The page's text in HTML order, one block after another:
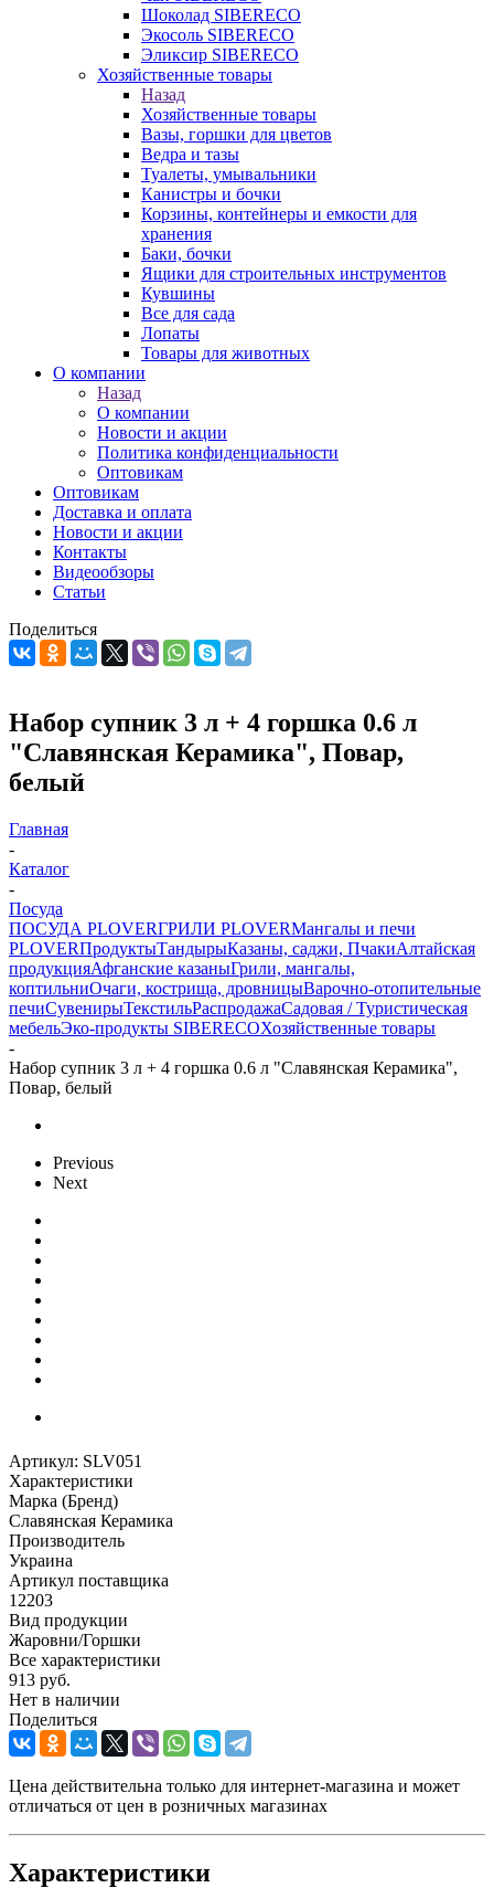
Шоколад SIBERECO
Экосоль SIBERECO
Эликсир SIBERECO
Хозяйственные товары
Назад
Хозяйственные товары
Вазы, горшки для цветов
Ведра и тазы
Туалеты, умывальники
Канистры и бочки
Корзины, контейнеры и емкости для
хранения
Баки, бочки
Ящики для строительных инструментов
Кувшины
Все для сада
Лопаты
Товары для животных
О компании
Назад
О компании
Новости и акции
Политика конфиденциальности
Оптовикам
Оптовикам
Доставка и оплата
Новости и акции
Контакты
Видеообзоры
Статьи
Поделиться
Набор супник 3 л + 4 горшка 0.6 л
"Славянская Керамика", Повар,
белый
Главная
-
Каталог
-
Посуда
ПОСУДА PLOVERГРИЛИ PLOVERМангалы и печи
PLOVERПродуктыТандырыКазаны, саджи, ПчакиАлтайская
продукцияАфганские казаныГрили, мангалы,
коптильниОчаги, кострища, дровницыВарочно-отопительные
печиСувенирыТекстильРаспродажаСадовая / Туристическая
мебельЭко-продукты SIBERECOХозяйственные товары
-
Набор супник 3 л + 4 горшка 0.6 л "Славянская Керамика",
Повар, белый
Previous
Next
Артикул: SLV051
Характеристики
Марка (Бренд)
Славянская Керамика
Производитель
Украина
Артикул поставщика
12203
Вид продукции
Жаровни/Горшки
Все характеристики
913 руб.
Нет в наличии
Поделиться
Цена действительна только для интернет-магазина и может
отличаться от цен в розничных магазинах
Характеристики